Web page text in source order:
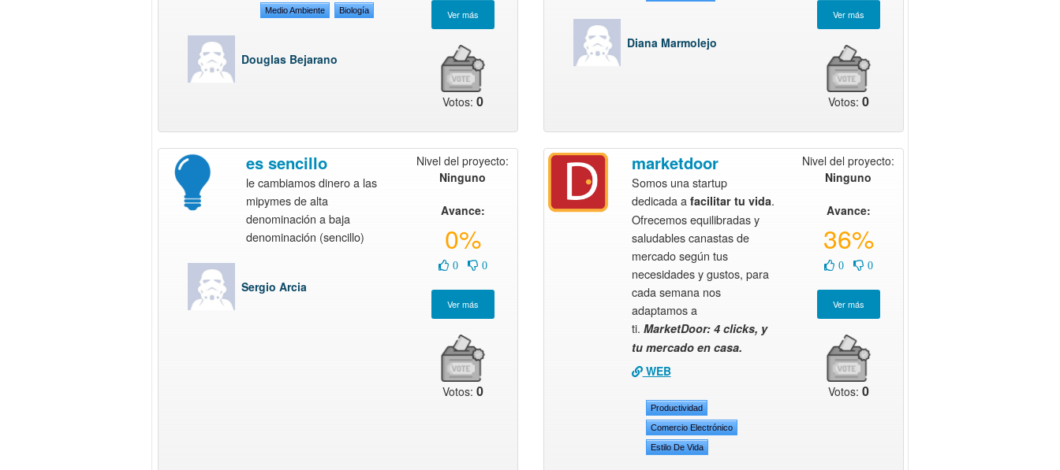
Medio Ambiente Biología
Douglas Bejarano
Votos: 0
Diana Marmolejo
Votos: 0
es sencillo
le cambiamos dinero a las
mipymes de alta
denominación a baja
denominación (sencillo)
Sergio Arcia
Nivel del proyecto:
Ninguno
Avance:
0%
0 0
Votos: 0
marketdoor
Somos una startup
dedicada afacilitar tu vida.
Ofrecemos equilibradas y
saludables canastas de
mercado según tus
necesidades y gustos, para
cada semana nos
adaptamos a
ti. MarketDoor: 4 clicks, y
tu mercado en casa.
WEB
Productividad
Comercio Electrónico
Estilo De Vida
Nivel del proyecto:
Ninguno
Avance:
36%
0 0
Votos: 0